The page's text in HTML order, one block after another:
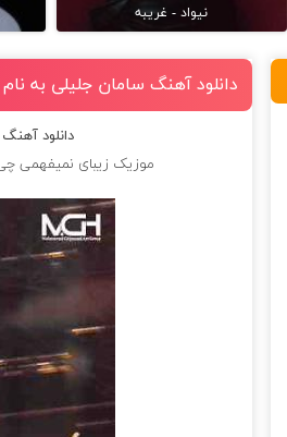
نیواد - غریبه
دانلود آهنگ سامان جلیلی به
دانلود
موزیک زیبای نمیفهمی